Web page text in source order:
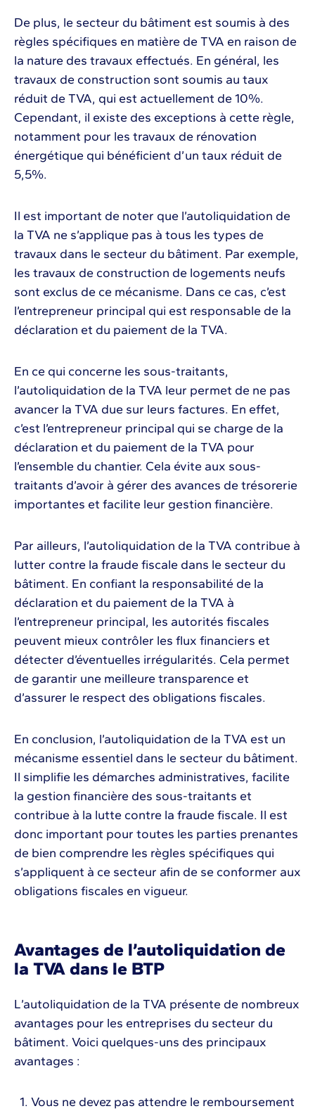
De plus, le secteur du bâtiment est soumis à des
règles spécifiques en matière de TVA en raison de
la nature des travaux effectués. En général, les
travaux de construction sont soumis au taux
réduit de TVA, qui est actuellement de 10%.
Cependant, il existe des exceptions à cette règle,
notamment pour les travaux de rénovation
énergétique qui bénéficient d’un taux réduit de
5,5%.
Il est important de noter que l’autoliquidation de
la TVA ne s’applique pas à tous les types de
travaux dans le secteur du bâtiment. Par exemple,
les travaux de construction de logements neufs
sont exclus de ce mécanisme. Dans ce cas, c’est
l’entrepreneur principal qui est responsable de la
déclaration et du paiement de la TVA.
En ce qui concerne les sous-traitants,
l’autoliquidation de la TVA leur permet de ne pas
avancer la TVA due sur leurs factures. En effet,
c’est l’entrepreneur principal qui se charge de la
déclaration et du paiement de la TVA pour
l’ensemble du chantier. Cela évite aux sous-
traitants d’avoir à gérer des avances de trésorerie
importantes et facilite leur gestion financière.
Par ailleurs, l’autoliquidation de la TVA contribue à
lutter contre la fraude fiscale dans le secteur du
bâtiment. En confiant la responsabilité de la
déclaration et du paiement de la TVA à
l’entrepreneur principal, les autorités fiscales
peuvent mieux contrôler les flux financiers et
détecter d’éventuelles irrégularités. Cela permet
de garantir une meilleure transparence et
d’assurer le respect des obligations fiscales.
En conclusion, l’autoliquidation de la TVA est un
mécanisme essentiel dans le secteur du bâtiment.
Il simplifie les démarches administratives, facilite
la gestion financière des sous-traitants et
contribue à la lutte contre la fraude fiscale. Il est
donc important pour toutes les parties prenantes
de bien comprendre les règles spécifiques qui
s’appliquent à ce secteur afin de se conformer aux
obligations fiscales en vigueur.
Avantages de l’autoliquidation de
la TVA dans le BTP
L’autoliquidation de la TVA présente de nombreux
avantages pour les entreprises du secteur du
bâtiment. Voici quelques-uns des principaux
avantages :
Vous ne devez pas attendre le remboursement